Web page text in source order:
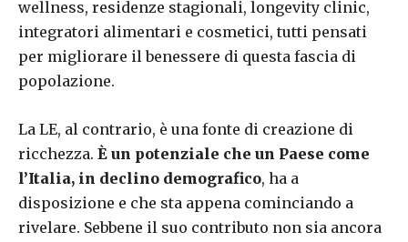
wellness, residenze stagionali, longevity clinic,
integratori alimentari e cosmetici, tutti pensati
per migliorare il benessere di questa fascia di
popolazione.
La LE, al contrario, è una fonte di creazione di
ricchezza. È un potenziale che un Paese come
l’Italia, in declino demografico, ha a
disposizione e che sta appena cominciando a
rivelare. Sebbene il suo contributo non sia ancora